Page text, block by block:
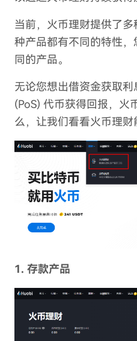
当前，火币理财提供了
种产品都有不同的特性
同的产品。
无论您想出借资金获取
(PoS) 代币获得回报，火
么，让我们看看火币理财
1. 存款产品